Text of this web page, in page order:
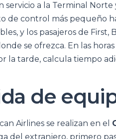
a la Terminal Norte
de control más pequeño
y los pasajeros de First,
se ofrezca. En las
la tarde, calcula tiempo
de
Airlines se realizan en el
del extranjero, primero